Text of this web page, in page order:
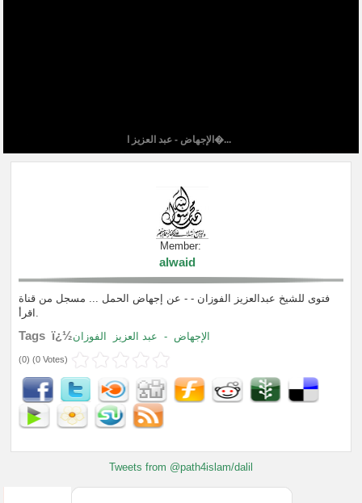
الإجهاض - عبد العزيز ا�...
Member:
alwaid
فتوى للشيخ عبدالعزيز الفوزان - - عن إجهاض الحمل ... مسجل من قناة
اقرأ.
Tags ï¿½ الإجهاض - عبد العزيز الفوزان
(0) (0 Votes)
Tweets from @path4islam/dalil